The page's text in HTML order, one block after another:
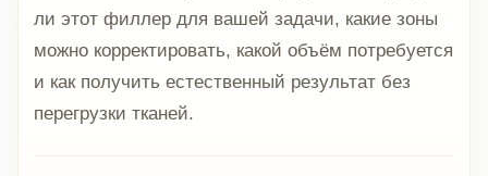
ли этот филлер для вашей задачи, какие зоны
можно корректировать, какой объём потребуется
и как получить естественный результат без
перегрузки тканей.